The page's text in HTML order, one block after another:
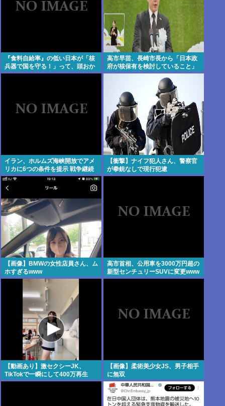
『食料自給率』の低い日本が「核
兵器で国を守る！」って、頭おか
しくね？食べ物止められたら終わ
高市早苗、長崎市長から「日本政
府が核保有を検討していること」
を公然と批判され思いっきり睨み
イラン、ホルムズ海峡開放でアメ
リカに6つの条件を提示 戦争継続
へ
【衝撃】ナイフ犯人さん、警察官
が拳銃なしで現行犯逮
捕・・・・・・・・・
【画像】BMWの女性店員さん、ム
ホすぎるwww
高市首相、公用車を3000万円超の
新型センチュリーSUVに変更www
【動画あり】激セクシーJK、
TikTokで一瞬にして400万再生
www
【画像】柔術美少女JS、男子相手
に無双